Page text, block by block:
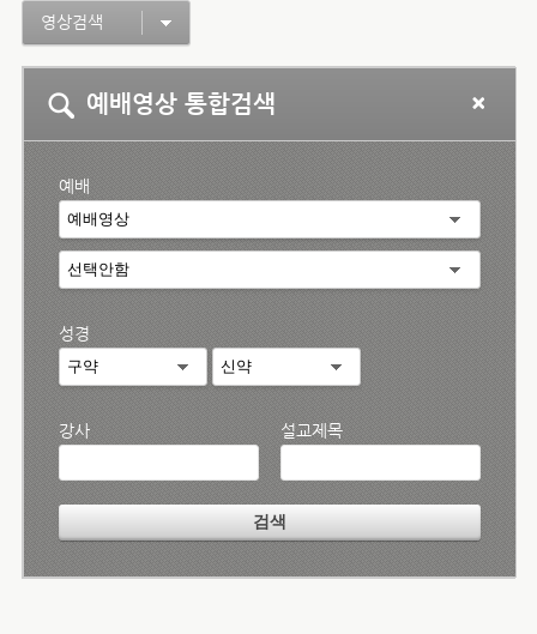
영상검색
예배영상 통합검색
예배
성경
강사 설교제목